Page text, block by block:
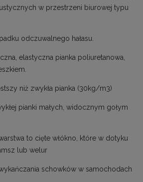
w przestrzeni biurowej typu
odczuwalnego hałasu.
elastyczna pianka poliuretanowa,
niż zwykła pianka (30kg/m3)
pianki małych, widocznym gołym
to cięte włókno, które w dotyku
lub welur
schowków w samochodach